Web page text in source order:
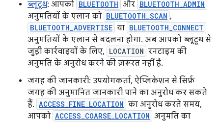
ब्लूटूथ: आपको BLUETOOTH और BLUETOOTH_ADMIN
अनुमतियों के एलान को BLUETOOTH_SCAN ,
BLUETOOTH_ADVERTISE या BLUETOOTH_CONNECT
अनुमतियों के एलान से बदलना होगा. अब आपको ब्लूटूथ से
जुड़ी कार्रवाइयों के लिए, LOCATION रनटाइम की
अनुमति के अनुरोध करने की ज़रूरत नहीं है.
जगह की जानकारी: उपयोगकर्ता, ऐप्लिकेशन से सिर्फ़
जगह की अनुमानित जानकारी पाने का अनुरोध कर सकते
हैं. ACCESS_FINE_LOCATION का अनुरोध करते समय,
आपको ACCESS_COARSE_LOCATION अनुमति का